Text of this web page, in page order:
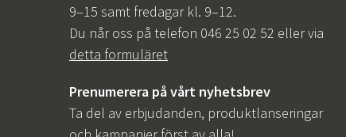
9–15 samt fredagar kl. 9–12.
Du når oss på telefon 046 25 02 52 eller via
detta formuläret
Prenumerera på vårt nyhetsbrev
Ta del av erbjudanden, produktlanseringar